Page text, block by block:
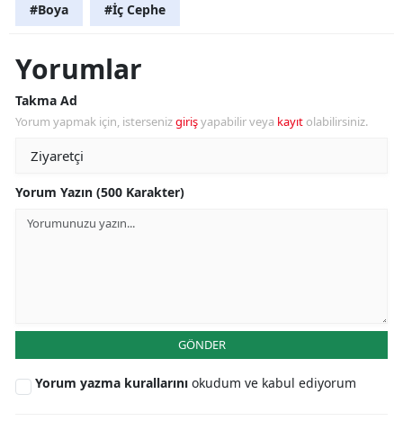
#Boya #İç Cephe
Yorumlar
Takma Ad
Yorum yapmak için, istersenizgirişyapabilir veya kayıt olabilirsiniz.
Yorum Yazın (500 Karakter)
GÖNDER
Yorum yazma kurallarını okudum ve kabul ediyorum